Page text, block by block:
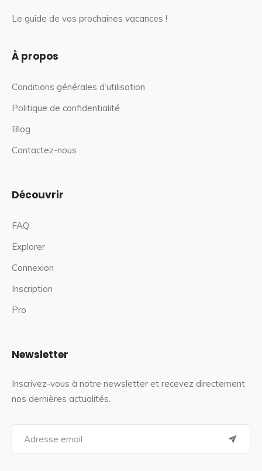
Le guide de vos prochaines vacances !
À propos
Conditions générales d’utilisation
Politique de confidentialité
Blog
Contactez-nous
Découvrir
FAQ
Explorer
Connexion
Inscription
Pro
Newsletter
Inscrivez-vous à notre newsletter et recevez directement
nos dernières actualités.
a